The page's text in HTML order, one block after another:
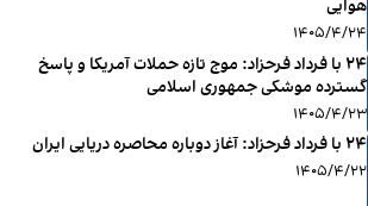
هوایی
۱۴۰۵/۴/۲۴
‏‏‏ ۲۴ با فرداد فرحزاد: موج تازه حملات آمریکا و پاسخ
گسترده موشکی جمهوری اسلامی
۱۴۰۵/۴/۲۳
۲۴ با فرداد فرحزاد: آغاز دوباره محاصره دریایی ایران
۱۴۰۵/۴/۲۲